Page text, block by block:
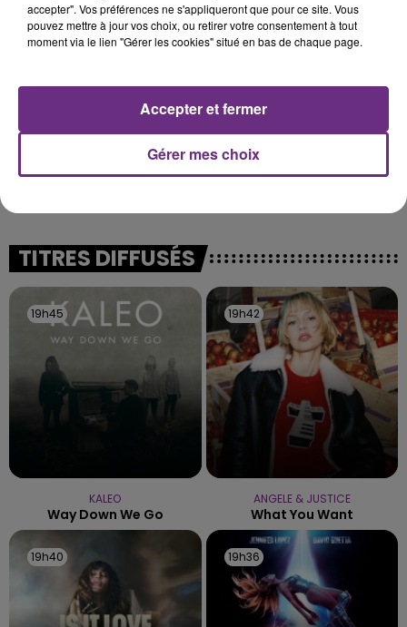
justifiée par la sécheresse intense qui est toujours
présente.
LE MAGASIN JOUÉCLUB DE REIMS FERME
SES PORTES
fermer ses portes.
TITRES DIFFUSÉS
19h45
19h45
KALEO
Way Down We Go
19h42
19h42
ANGELE & JUSTICE
What You Want
19h40
19h40 19h36
19h36
accepter". Vos préférences ne s'appliqueront que pour ce site. Vous
pouvez mettre à jour vos choix, ou retirer votre consentement à tout
moment via le lien "Gérer les cookies" situé en bas de chaque page.
Gérer mes choix
Accepter et fermer